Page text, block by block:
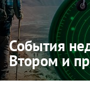
События
Втором и